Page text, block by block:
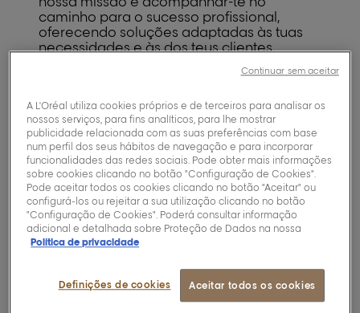
caminho para o sucesso profissional,
oferecendo soluções adaptadas às tuas
necessidades e às dos teus clientes.
para saber como podes fazer parte da
diferença na indústria da beleza
profissional.
Apoio ao Cliente L'Oréal Professionnel
Na L'Oréal Professionnel, sabemos que o
sucesso de um salão depende da
qualidade dos produtos e do apoio certo.
Por isso, a equipa daL’Oréal de apoio ao
clienteestá pronta para te ajudar de forma
rápida e personalizada.
Linha de Apoio ao Cliente
, onde os nossos especialistas terão
todo o gosto em atender-te no seguinte
A L'Oréal utiliza cookies próprios e de terceiros para analisar os
nossos serviços, para fins analíticos, para lhe mostrar
publicidade relacionada com as suas preferências com base
num perfil dos seus hábitos de navegação e para incorporar
funcionalidades das redes sociais. Pode obter mais informações
sobre cookies clicando no botão "Configuração de Cookies".
Pode aceitar todos os cookies clicando no botão "Aceitar" ou
configurá-los ou rejeitar a sua utilização clicando no botão
"Configuração de Cookies". Poderá consultar informação
adicional e detalhada sobre Proteção de Dados na nossa
Política de privacidade
Definições de cookies Aceitar todos os cookies
Continuar sem aceitar